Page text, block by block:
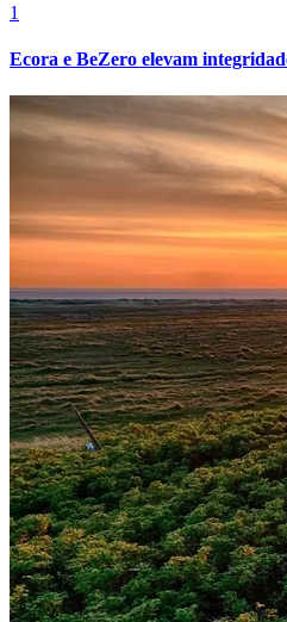
Grêmio
1
Ecora e BeZero elevam